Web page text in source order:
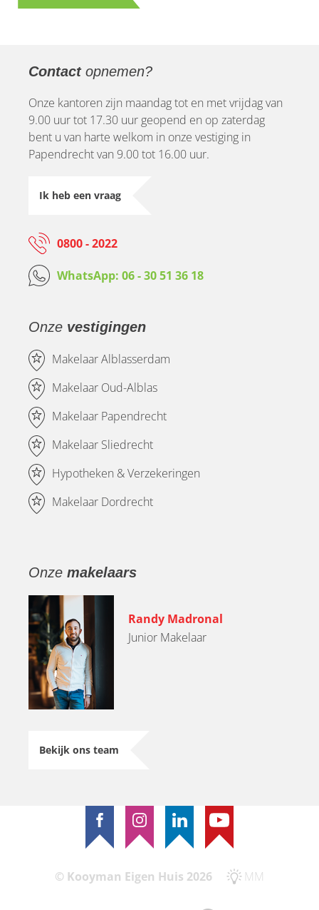
Contactopnemen?
Onze kantoren zijn maandag tot en met vrijdag van
9.00 uur tot 17.30 uur geopend en op zaterdag
bent u van harte welkom in onze vestiging in
Papendrecht van 9.00 tot 16.00 uur.
Ik heb een vraag
0800 - 2022
WhatsApp: 06 - 30 51 36 18
Onze vestigingen
Makelaar Alblasserdam
Makelaar Oud-Alblas
Makelaar Papendrecht
Makelaar Sliedrecht
Hypotheken & Verzekeringen
Makelaar Dordrecht
Onze makelaars
Randy Madronal
Junior Makelaar
Bekijk ons team
© Kooyman Eigen Huis 2026 MM